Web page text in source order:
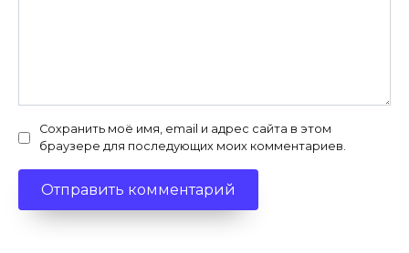
Сохранить моё имя, email и адрес сайта в этом
браузере для последующих моих комментариев.